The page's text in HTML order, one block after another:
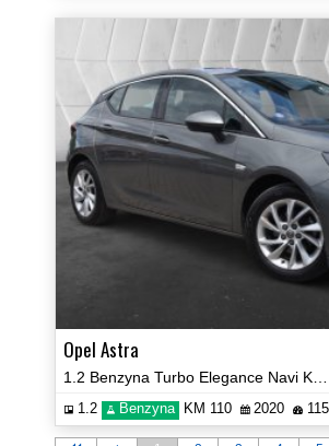
Opel Astra
1.2 Benzyna KM 110 2020